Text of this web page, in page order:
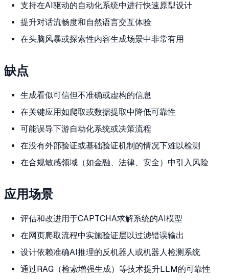
支持在AI驱动的自动化系统中进行快速原型设计
提升对话流畅度和自然语言交互体验
在头脑风暴或探索性内容生成场景中非常有用
缺点
生成看似可信但不准确或虚构的信息
在关键应用如爬取或数据提取中降低可靠性
可能误导下游自动化系统或决策流程
在没有外部验证或基础验证机制的情况下难以检测
在合规敏感领域（如金融、法律、安全）中引入风险
应用场景
评估和改进用于CAPTCHA求解系统的AI模型
在网页爬取流程中实施验证层以过滤错误输出
设计依赖准确AI推理的反机器人或机器人检测系统
通过RAG（检索增强生成）等技术提升LLM的可靠性